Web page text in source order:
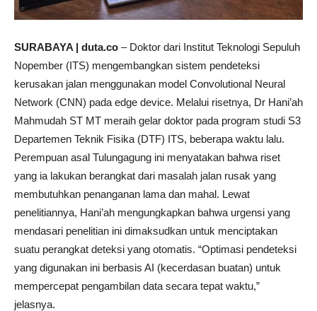
SURABAYA | duta.co – Doktor dari Institut Teknologi Sepuluh
Nopember (ITS) mengembangkan sistem pendeteksi
kerusakan jalan menggunakan model Convolutional Neural
Network (CNN) pada edge device. Melalui risetnya, Dr Hani’ah
Mahmudah ST MT meraih gelar doktor pada program studi S3
Departemen Teknik Fisika (DTF) ITS, beberapa waktu lalu.
Perempuan asal Tulungagung ini menyatakan bahwa riset
yang ia lakukan berangkat dari masalah jalan rusak yang
membutuhkan penanganan lama dan mahal. Lewat
penelitiannya, Hani’ah mengungkapkan bahwa urgensi yang
mendasari penelitian ini dimaksudkan untuk menciptakan
suatu perangkat deteksi yang otomatis. “Optimasi pendeteksi
yang digunakan ini berbasis AI (kecerdasan buatan) untuk
mempercepat pengambilan data secara tepat waktu,”
jelasnya.